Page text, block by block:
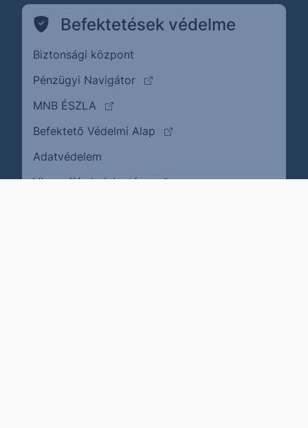
Befektetések védelme
Biztonsági központ
Pénzügyi Navigátor
(külső oldalra ugrik)
MNB ÉSZLA
(külső oldalra ugrik)
Befektető Védelmi Alap
(külső oldalra ugrik)
Adatvédelem
Visszaélés bejelentése(külső oldalra ugrik)